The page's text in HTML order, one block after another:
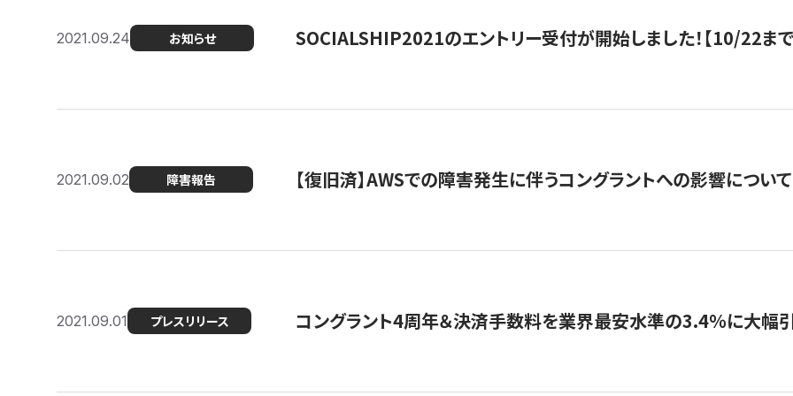
2021.09.24 お知らせ SOCIALSHIP2021のエントリー受付が開始しました！【10/22まで
2021.09.02 障害報告 【復旧済】AWSでの障害発生に伴うコングラントへの影響について
2021.09.01 プレスリリース コングラント4周年＆決済手数料を業界最安水準の3.4％に大幅